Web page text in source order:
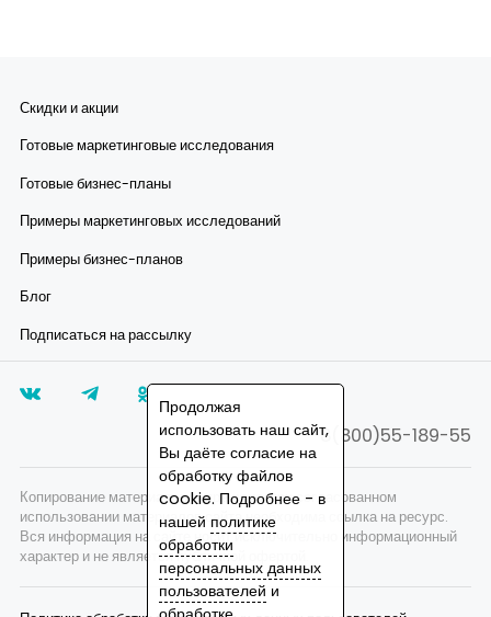
Скидки и акции
Готовые маркетинговые исследования
Готовые бизнес-планы
Примеры маркетинговых исследований
Примеры бизнес-планов
Блог
Подписаться на рассылку
8(800)55-189-55
Копирование материалов запрещено, при согласованном
использовании материалов сайта необходима ссылка на ресурс.
Вся информация на сайте носит исключительно информационный
характер и не является публичной офертой.
Продолжая
использовать наш сайт,
Вы даёте согласие на
обработку файлов
cookie. Подробнее - в
нашей политике
обработки
персональных данных
пользователей и